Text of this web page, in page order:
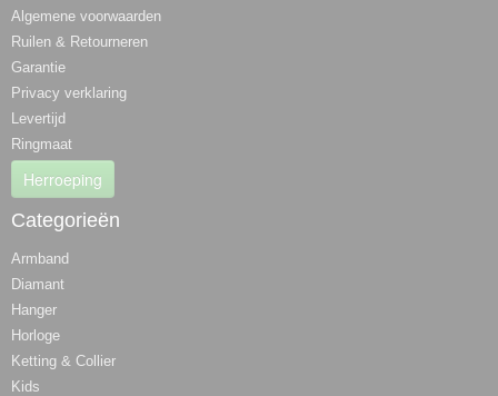
Algemene voorwaarden
Ruilen & Retourneren
Garantie
Privacy verklaring
Levertijd
Ringmaat
Herroeping
Categorieën
Armband
Diamant
Hanger
Horloge
Ketting & Collier
Kids